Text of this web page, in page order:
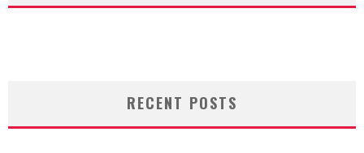
RECENT POSTS